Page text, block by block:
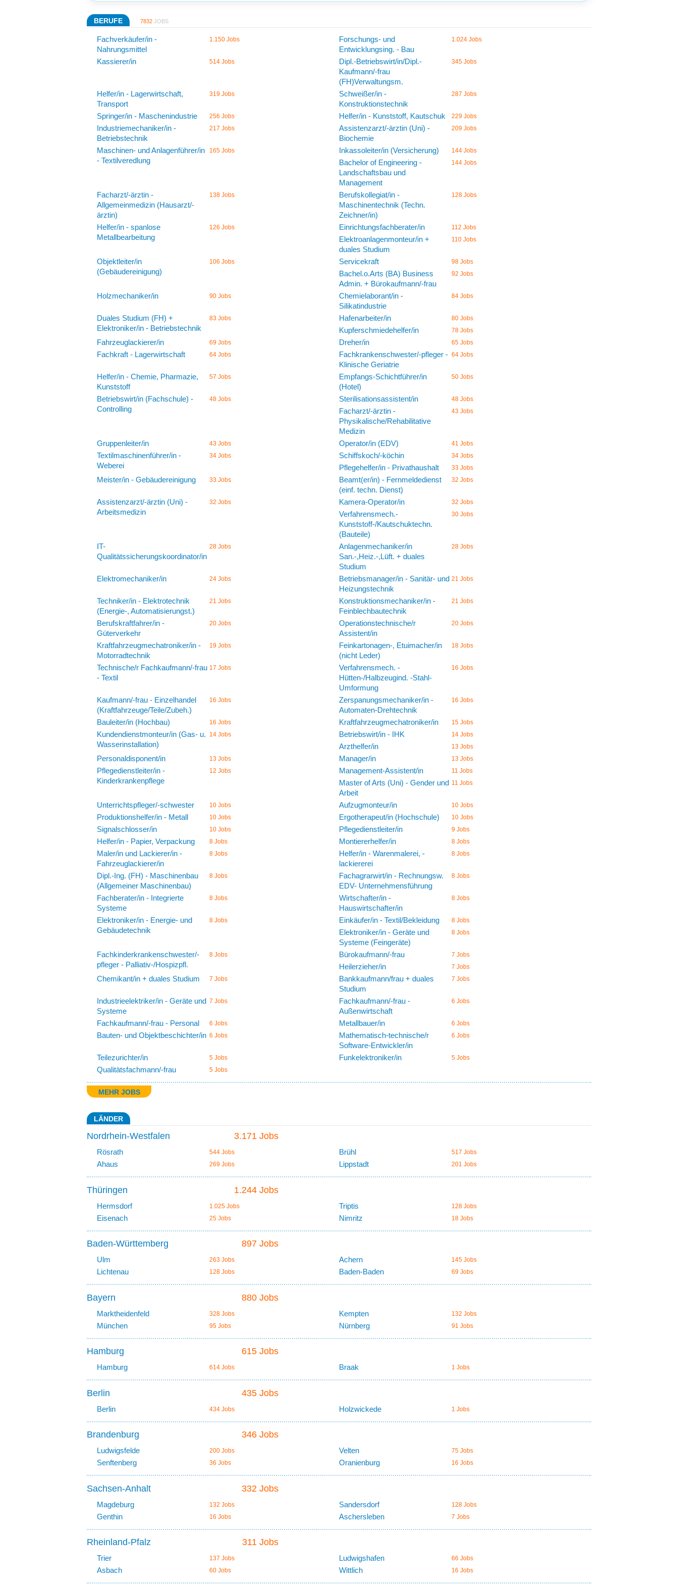
BERUFE 7832 JOBS
Fachverkäufer/in -
Nahrungsmittel
1.150 Jobs
Forschungs- und
Entwicklungsing. - Bau
1.024 Jobs
Kassierer/in 514 Jobs
Dipl.-Betriebswirt/in/Dipl.-
Kaufmann/-frau
(FH)Verwaltungsm.
345 Jobs
Helfer/in - Lagerwirtschaft,
Transport
319 Jobs
Schweißer/in -
Konstruktionstechnik
287 Jobs
Springer/in - Maschenindustrie 256 Jobs Helfer/in - Kunststoff, Kautschuk 229 Jobs
Industriemechaniker/in -
Betriebstechnik
217 Jobs
Assistenzarzt/-ärztin (Uni) -
Biochemie
209 Jobs
Maschinen- und Anlagenführer/in
- Textilveredlung
165 Jobs Inkassoleiter/in (Versicherung) 144 Jobs
Bachelor of Engineering -
Landschaftsbau und
Management
144 Jobs
Facharzt/-ärztin -
Allgemeinmedizin (Hausarzt/-
ärztin)
138 Jobs
Berufskollegiat/in -
Maschinentechnik (Techn.
Zeichner/in)
128 Jobs
Helfer/in - spanlose
Metallbearbeitung
126 Jobs Einrichtungsfachberater/in 112 Jobs
Elektroanlagenmonteur/in +
duales Studium
110 Jobs
Objektleiter/in
(Gebäudereinigung)
106 Jobs Servicekraft 98 Jobs
Bachel.o.Arts (BA) Business
Admin. + Bürokaufmann/-frau
92 Jobs
Holzmechaniker/in 90 Jobs
Chemielaborant/in -
Silikatindustrie
84 Jobs
Duales Studium (FH) +
Elektroniker/in - Betriebstechnik
83 Jobs Hafenarbeiter/in 80 Jobs
Kupferschmiedehelfer/in 78 Jobs
Fahrzeuglackierer/in 69 Jobs Dreher/in 65 Jobs
Fachkraft - Lagerwirtschaft 64 Jobs
Fachkrankenschwester/-pfleger -
Klinische Geriatrie
64 Jobs
Helfer/in - Chemie, Pharmazie,
Kunststoff
57 Jobs
Empfangs-Schichtführer/in
(Hotel)
50 Jobs
Betriebswirt/in (Fachschule) -
Controlling
48 Jobs Sterilisationsassistent/in 48 Jobs
Facharzt/-ärztin -
Physikalische/Rehabilitative
Medizin
43 Jobs
Gruppenleiter/in 43 Jobs Operator/in (EDV) 41 Jobs
Textilmaschinenführer/in -
Weberei
34 Jobs Schiffskoch/-köchin 34 Jobs
Pflegehelfer/in - Privathaushalt 33 Jobs
Meister/in - Gebäudereinigung 33 Jobs
Beamt(er/in) - Fernmeldedienst
(einf. techn. Dienst)
32 Jobs
Assistenzarzt/-ärztin (Uni) -
Arbeitsmedizin
32 Jobs Kamera-Operator/in 32 Jobs
Verfahrensmech.-
Kunststoff-/Kautschuktechn.
(Bauteile)
30 Jobs
IT-
Qualitätssicherungskoordinator/in
28 Jobs
Anlagenmechaniker/in
San.-,Heiz.-,Lüft. + duales
Studium
28 Jobs
Elektromechaniker/in 24 Jobs
Betriebsmanager/in - Sanitär- und
Heizungstechnik
21 Jobs
Techniker/in - Elektrotechnik
(Energie-, Automatisierungst.)
21 Jobs
Konstruktionsmechaniker/in -
Feinblechbautechnik
21 Jobs
Berufskraftfahrer/in -
Güterverkehr
20 Jobs
Operationstechnische/r
Assistent/in
20 Jobs
Kraftfahrzeugmechatroniker/in -
Motorradtechnik
19 Jobs
Feinkartonagen-, Etuimacher/in
(nicht Leder)
18 Jobs
Technische/r Fachkaufmann/-frau
- Textil
17 Jobs
Verfahrensmech. -
Hütten-/Halbzeugind. -Stahl-
Umformung
16 Jobs
Kaufmann/-frau - Einzelhandel
(Kraftfahrzeuge/Teile/Zubeh.)
16 Jobs
Zerspanungsmechaniker/in -
Automaten-Drehtechnik
16 Jobs
Bauleiter/in (Hochbau) 16 Jobs Kraftfahrzeugmechatroniker/in 15 Jobs
Kundendienstmonteur/in (Gas- u.
Wasserinstallation)
14 Jobs Betriebswirt/in - IHK 14 Jobs
Arzthelfer/in 13 Jobs
Personaldisponent/in 13 Jobs Manager/in 13 Jobs
Pflegedienstleiter/in -
Kinderkrankenpflege
12 Jobs Management-Assistent/in 11 Jobs
Master of Arts (Uni) - Gender und
Arbeit
11 Jobs
Unterrichtspfleger/-schwester 10 Jobs Aufzugmonteur/in 10 Jobs
Produktionshelfer/in - Metall 10 Jobs Ergotherapeut/in (Hochschule) 10 Jobs
Signalschlosser/in 10 Jobs Pflegedienstleiter/in 9 Jobs
Helfer/in - Papier, Verpackung 8 Jobs Montiererhelfer/in 8 Jobs
Maler/in und Lackierer/in -
Fahrzeuglackierer/in
8 Jobs
Helfer/in - Warenmalerei, -
lackiererei
8 Jobs
Dipl.-Ing. (FH) - Maschinenbau
(Allgemeiner Maschinenbau)
8 Jobs
Fachagrarwirt/in - Rechnungsw.
EDV- Unternehmensführung
8 Jobs
Fachberater/in - Integrierte
Systeme
8 Jobs
Wirtschafter/in -
Hauswirtschafter/in
8 Jobs
Elektroniker/in - Energie- und
Gebäudetechnik
8 Jobs Einkäufer/in - Textil/Bekleidung 8 Jobs
Elektroniker/in - Geräte und
Systeme (Feingeräte)
8 Jobs
Fachkinderkrankenschwester/-
pfleger - Palliativ-/Hospizpfl.
8 Jobs Bürokaufmann/-frau 7 Jobs
Heilerzieher/in 7 Jobs
Chemikant/in + duales Studium 7 Jobs
Bankkaufmann/frau + duales
Studium
7 Jobs
Industrieelektriker/in - Geräte und
Systeme
7 Jobs
Fachkaufmann/-frau -
Außenwirtschaft
6 Jobs
Fachkaufmann/-frau - Personal 6 Jobs Metallbauer/in 6 Jobs
Bauten- und Objektbeschichter/in 6 Jobs
Mathematisch-technische/r
Software-Entwickler/in
6 Jobs
Teilezurichter/in 5 Jobs Funkelektroniker/in 5 Jobs
Qualitätsfachmann/-frau 5 Jobs
MEHR JOBS
LÄNDER
3.171 Jobs
Nordrhein-Westfalen
Rösrath 544 Jobs Brühl 517 Jobs
Ahaus 269 Jobs Lippstadt 201 Jobs
1.244 Jobs
Thüringen
Hermsdorf 1.025 Jobs Triptis 128 Jobs
Eisenach 25 Jobs Nimritz 18 Jobs
897 Jobs
Baden-Württemberg
Ulm 263 Jobs Achern 145 Jobs
Lichtenau 128 Jobs Baden-Baden 69 Jobs
880 Jobs
Bayern
Marktheidenfeld 328 Jobs Kempten 132 Jobs
München 95 Jobs Nürnberg 91 Jobs
615 Jobs
Hamburg
Hamburg 614 Jobs Braak 1 Jobs
435 Jobs
Berlin
Berlin 434 Jobs Holzwickede 1 Jobs
346 Jobs
Brandenburg
Ludwigsfelde 200 Jobs Velten 75 Jobs
Senftenberg 36 Jobs Oranienburg 16 Jobs
332 Jobs
Sachsen-Anhalt
Magdeburg 132 Jobs Sandersdorf 128 Jobs
Genthin 16 Jobs Aschersleben 7 Jobs
311 Jobs
Rheinland-Pfalz
Trier 137 Jobs Ludwigshafen 66 Jobs
Asbach 60 Jobs Wittlich 16 Jobs